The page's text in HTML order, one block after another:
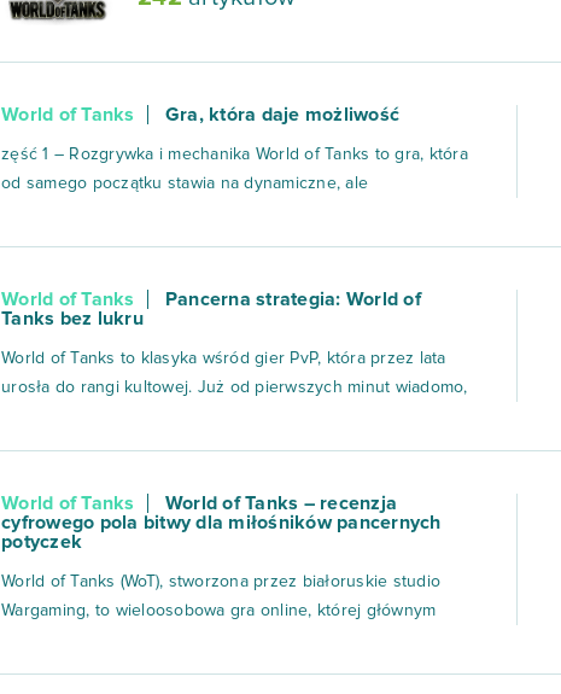
World of Tanks Gra, która daje możliwość
zęść 1 – Rozgrywka i mechanika World of Tanks to gra, która
od samego początku stawia na dynamiczne, ale
pojazdów. Gracz nie steruje anon...
World of Tanks
Pancerna strategia: World of
Tanks bez lukru
World of Tanks to klasyka wśród gier PvP, która przez lata
urosła do rangi kultowej. Już od pierwszych minut wiadomo,
ograniczen...
World of Tanks
World of Tanks – recenzja
cyfrowego pola bitwy dla miłośników pancernych
potyczek
World of Tanks (WoT), stworzona przez białoruskie studio
Wargaming, to wieloosobowa gra online, której głównym